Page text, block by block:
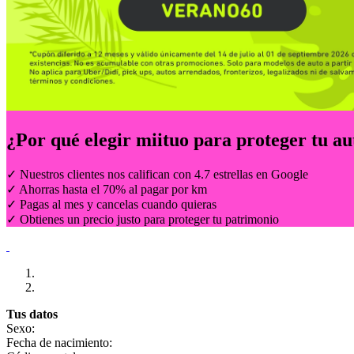
¿Por qué elegir miituo para proteger tu
✓ Nuestros clientes nos califican con 4.7 estrellas en Google
✓ Ahorras hasta el 70% al pagar por km
✓ Pagas al mes y cancelas cuando quieras
✓ Obtienes un precio justo para proteger tu patrimonio
Tus datos
Sexo:
Fecha de nacimiento: